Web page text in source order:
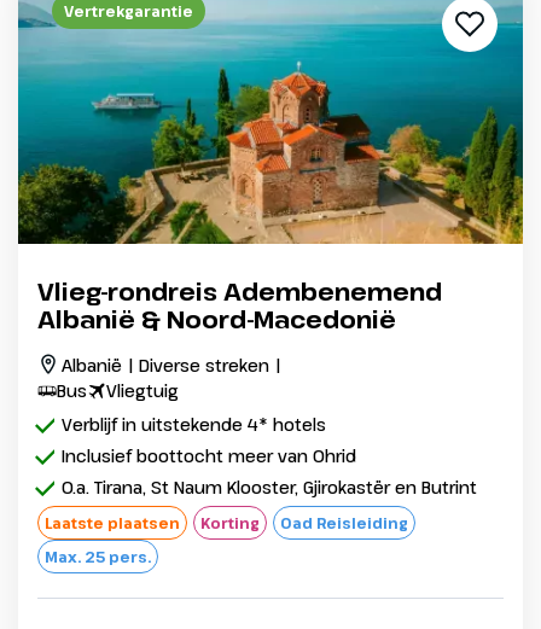
Vertrekgarantie
Vlieg-rondreis Adembenemend
Albanië & Noord-Macedonië
Albanië | Diverse streken |
Bus
Vliegtuig
Verblijf in uitstekende 4* hotels
Inclusief boottocht meer van Ohrid
O.a. Tirana, St Naum Klooster, Gjirokastër en Butrint
Laatste plaatsen Korting
Oad Reisleiding
Max. 25 pers.